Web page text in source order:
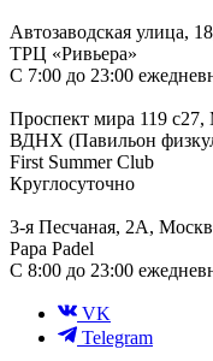
Автозаводская улица,
ТРЦ «Ривьера»
С 7:00 до 23:00
Проспект мира 119 с27,
ВДНХ (Павильон
First Summer Club
Круглосуточно
3-я Песчаная, 2А,
Papa Padel
С 8:00 до 23:00
VK
Telegram